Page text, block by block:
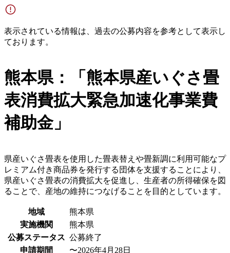
表示されている情報は、過去の公募内容を参考として表示し
ております。
熊本県：「熊本県産いぐさ畳
表消費拡大緊急加速化事業費
補助金」
県産いぐさ畳表を使用した畳表替えや畳新調に利用可能なプ
レミアム付き商品券を発行する団体を支援することにより、
県産いぐさ畳表の消費拡大を促進し、生産者の所得確保を図
ることで、産地の維持につなげることを目的としています。
地域
熊本県
実施機関
熊本県
公募ステータス 公募終了
申請期間
〜2026年4月28日